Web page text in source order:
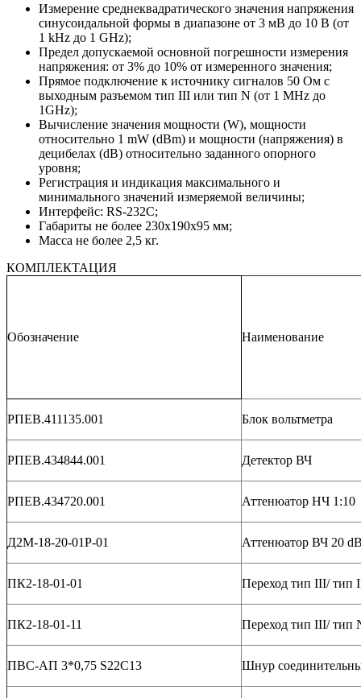
Измерение среднеквадратического значения напряжения
синусоидальной формы в диапазоне от 3 мВ до 10 В (от
1 kHz до 1 GHz);
Предел допускаемой основной погрешности измерения
напряжения: от 3% до 10% от измеренного значения;
Прямое подключение к источнику сигналов 50 Ом с
выходным разъемом тип III или тип N (от 1 MHz до
1GHz);
Вычисление значения мощности (W), мощности
относительно 1 mW (dBm) и мощности (напряжения) в
децибелах (dB) относительно заданного опорного
уровня;
Регистрация и индикация максимального и
минимального значений измеряемой величины;
Интерфейс: RS-232C;
Габариты не более 230x190x95 мм;
Масса не более 2,5 кг.
КОМПЛЕКТАЦИЯ
Обозначение Наименование
РПЕВ.411135.001 Блок вольтметра
РПЕВ.434844.001 Детектор ВЧ
РПЕВ.434720.001 Аттенюатор НЧ 1:10
Д2М-18-20-01Р-01 Аттенюатор ВЧ 20
ПК2-18-01-01 Переход тип III/ тип
ПК2-18-01-11 Переход тип III/ тип
ПВС-АП 3*0,75 S22C13 Шнур